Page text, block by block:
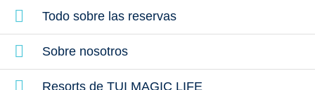
Todo sobre las reservas
Sobre nosotros
Resorts de TUI MAGIC LIFE